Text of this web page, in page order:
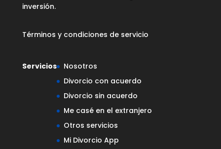
inversión.
Términos y condiciones de servicio
Servicios
Nosotros
Divorcio con acuerdo
Divorcio sin acuerdo
Me casé en el extranjero
Otros servicios
Mi Divorcio App